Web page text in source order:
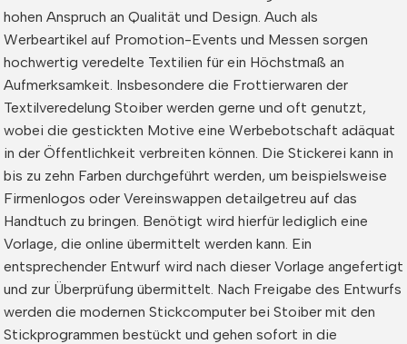
hohen Anspruch an Qualität und Design. Auch als
Werbeartikel auf Promotion-Events und Messen sorgen
hochwertig veredelte Textilien für ein Höchstmaß an
Aufmerksamkeit. Insbesondere die Frottierwaren der
Textilveredelung Stoiber werden gerne und oft genutzt,
wobei die gestickten Motive eine Werbebotschaft adäquat
in der Öffentlichkeit verbreiten können. Die Stickerei kann in
bis zu zehn Farben durchgeführt werden, um beispielsweise
Firmenlogos oder Vereinswappen detailgetreu auf das
Handtuch zu bringen. Benötigt wird hierfür lediglich eine
Vorlage, die online übermittelt werden kann. Ein
entsprechender Entwurf wird nach dieser Vorlage angefertigt
und zur Überprüfung übermittelt. Nach Freigabe des Entwurfs
werden die modernen Stickcomputer bei Stoiber mit den
Stickprogrammen bestückt und gehen sofort in die